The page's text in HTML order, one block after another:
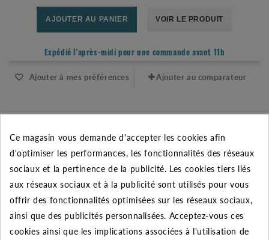
AJOUTER AU PANIER VOIR LE PRODUIT
Expédié l'après-midi pour une commande avant 11h
Ajouter à mes préférences Ajouter au comparateur
Ce magasin vous demande d'accepter les cookies afin
d'optimiser les performances, les fonctionnalités des réseaux
sociaux et la pertinence de la publicité. Les cookies tiers liés
aux réseaux sociaux et à la publicité sont utilisés pour vous
offrir des fonctionnalités optimisées sur les réseaux sociaux,
ainsi que des publicités personnalisées. Acceptez-vous ces
cookies ainsi que les implications associées à l'utilisation de